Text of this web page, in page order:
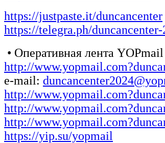
https://justpaste.it/duncancenter
https://telegra.ph/
• Оперативная лента YOPmail
http://
e-mail:
http://
http://
http://
https://yip.su/yopmail